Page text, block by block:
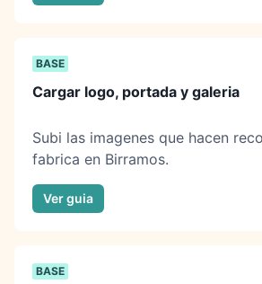
BASE
Cargar logo, portada y galeria
Subi las imagenes que hacen
fabrica en Birramos.
Ver guia
BASE